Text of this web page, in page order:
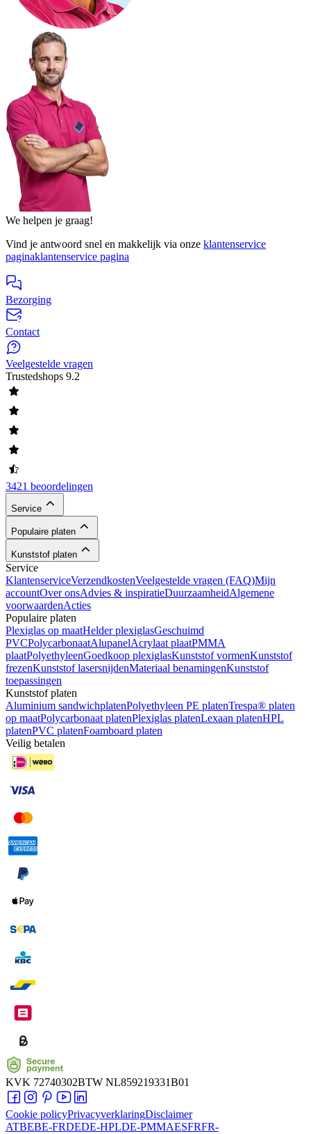
We helpen je graag!
Vind je antwoord snel en makkelijk via onze klantenservice
paginaklantenservice pagina
Bezorging
Contact
Veelgestelde vragen
Trustedshops 9.2
3421 beoordelingen
Service
Populaire platen
Kunststof platen
Service
KlantenserviceVerzendkostenVeelgestelde vragen (FAQ)Mijn
accountOver onsAdvies & inspiratieDuurzaamheidAlgemene
voorwaardenActies
Populaire platen
Plexiglas op maatHelder plexiglasGeschuimd
PVCPolycarbonaatAlupanelAcrylaat plaatPMMA
plaatPolyethyleenGoedkoop plexiglasKunststof vormenKunststof
frezenKunststof lasersnijdenMateriaal benamingenKunststof
toepassingen
Kunststof platen
Aluminium sandwichplatenPolyethyleen PE platenTrespa® platen
op maatPolycarbonaat platenPlexiglas platenLexaan platenHPL
platenPVC platenFoamboard platen
Veilig betalen
KVK 72740302BTW NL859219331B01
Cookie policyPrivacyverklaringDisclaimer
ATBEBE-FRDEDE-HPLDE-PMMAESFRFR-